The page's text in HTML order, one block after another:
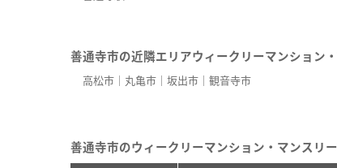
善通寺市の近隣エリアウィークリーマンション
高松市 丸亀市 坂出市 観音寺市
善通寺市のウィークリーマンション・マンスリ